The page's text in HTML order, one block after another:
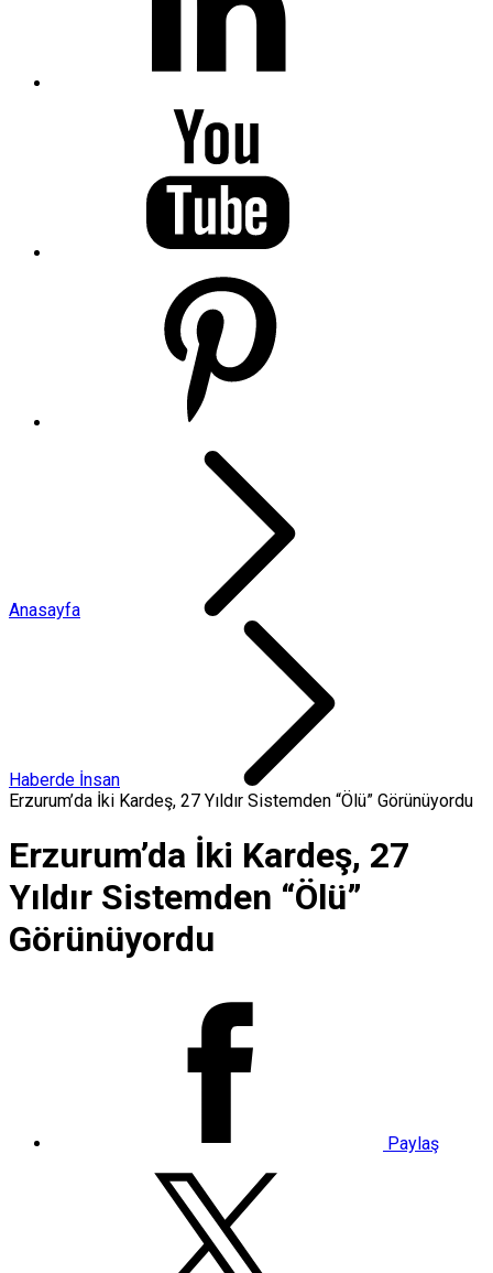
Anasayfa
Haberde İnsan
Erzurum’da İki Kardeş, 27 Yıldır Sistemden “Ölü” Görünüyordu
Erzurum’da İki Kardeş, 27
Yıldır Sistemden “Ölü”
Görünüyordu
Paylaş